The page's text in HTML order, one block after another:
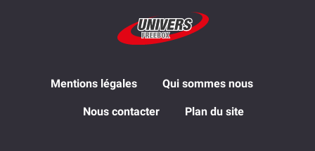
Mentions légales Qui sommes nous
Nous contacter Plan du site